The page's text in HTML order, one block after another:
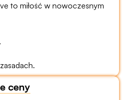
to miłość w nowoczesnym
ceny